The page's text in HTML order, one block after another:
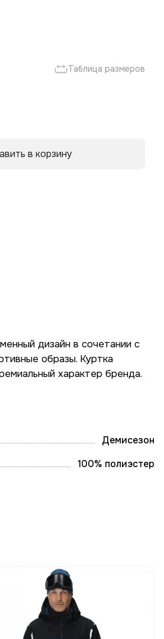
Таблица размеров
в корзину
дизайн в сочетании с
образы. Куртка
характер бренда.
Демисезон
100% полиэстер